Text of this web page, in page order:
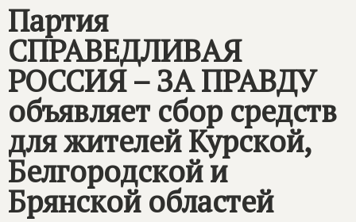
Партия
СПРАВЕДЛИВАЯ
РОССИЯ – ЗА ПРАВДУ
объявляет сбор средств
для жителей Курской,
Белгородской и
Брянской областей